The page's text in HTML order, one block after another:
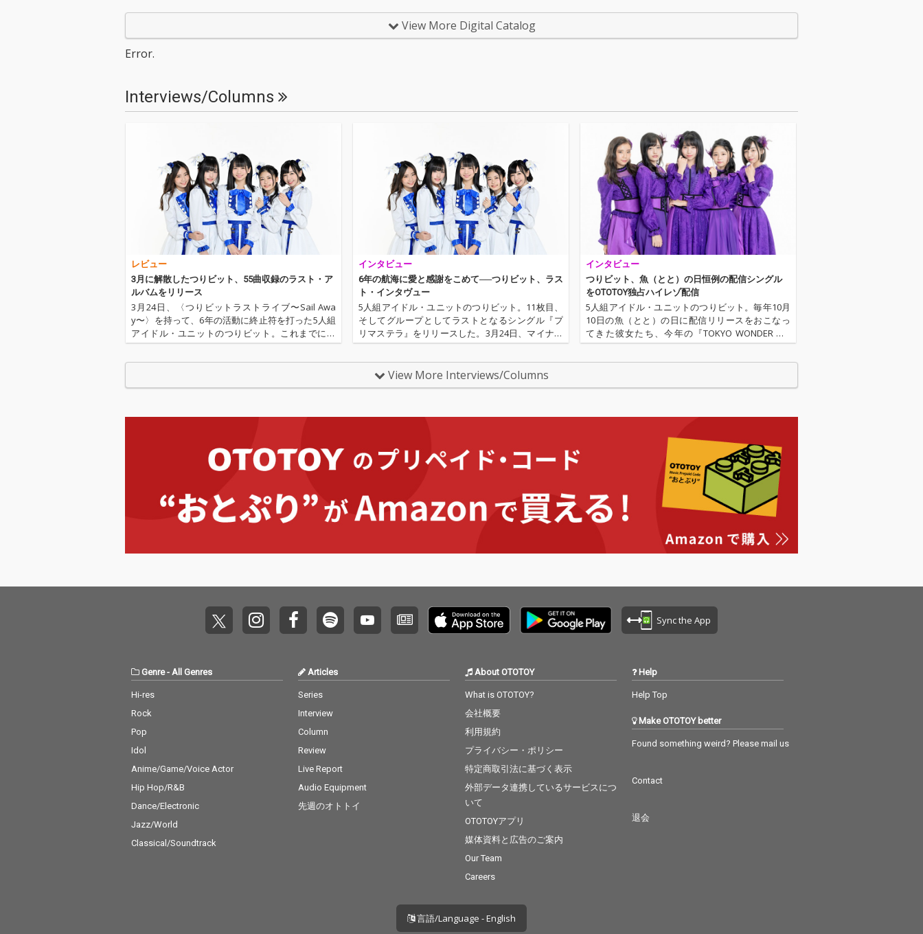
がら解散した。今作品
ス」の全てを収録した
まさにつりビットとい
ンドで聴く者を魅了し
続けた5人の伝道師た
ちの生き様をお届けい
たします。
ス」の全てを収録した
まさにつりビットとい
ンドで聴く者を魅了し
続けた5人の伝道師た
ちの生き様をお届けい
たします。
ひたすらに青春を駆け
抜けた5人からのラス
ひたすらに青春を駆け
抜けた5人からのラス
View More Digital Catalog
Error.
Interviews/Columns
レビュー
3月に解散したつりビット、55曲収録のラスト・ア
ルバムをリリース
3月24日、〈つりビットラストライブ〜Sail Awa
y〜〉を持って、6年の活動に終止符を打った5人組
アイドル・ユニットのつりビット。これまでに生
まれた楽曲全てを収録したラスト・アルバム『Nev
インタビュー
6年の航海に愛と感謝をこめて──つりビット、ラス
ト・インタヴュー
5人組アイドル・ユニットのつりビット。11枚目、
そしてグループとしてラストとなるシングル『プ
リマステラ』をリリースした。3月24日、マイナビ
BLITZ赤坂にて行われる〈つりビットラストライ
を打つ5人。こ…
インタビュー
つりビット、魚（とと）の日恒例の配信シングル
をOTOTOY独占ハイレゾ配信
5人組アイドル・ユニットのつりビット。毎年10月
10日の魚（とと）の日に配信リリースをおこなっ
てきた彼女たち、今年の『TOKYO WONDER GIR
L』は、ここ最近つりビットが得意としてきたシテ
View More Interviews/Columns
Sync the App
Genre- All Genres
Hi-res
Rock
Pop
Idol
Anime/Game/Voice Actor
Hip Hop/R&B
Dance/Electronic
Jazz/World
Classical/Soundtrack
Articles
Series
Interview
Column
Review
Live Report
Audio Equipment
先週のオトトイ
About OTOTOY
What is OTOTOY?
会社概要
利用規約
プライバシー・ポリシー
特定商取引法に基づく表示
外部データ連携しているサービスにつ
いて
OTOTOYアプリ
媒体資料と広告のご案内
Our Team
Careers
Help
Help Top
Make OTOTOY better
Found something weird? Please mail us
Contact
退会
言語/Language - English